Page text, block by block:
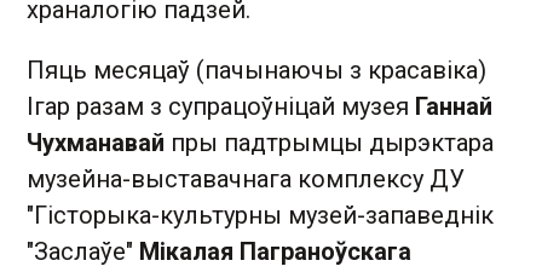
храналогію падзей.
Пяць месяцаў (пачынаючы з красавіка)
Ігар разам з супрацоўніцай музея Ганнай
Чухманавай пры падтрымцы дырэктара
музейна-выставачнага комплексу ДУ
"Гісторыка-культурны музей-запаведнік
"Заслаўе" Мікалая Паграноўскага